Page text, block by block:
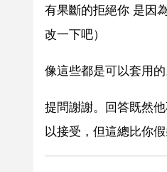
有果斷的拒絕你 是因
改一下吧）
像這些都是可以套用的
提問謝謝。回答既然
以接受，但這總比你假